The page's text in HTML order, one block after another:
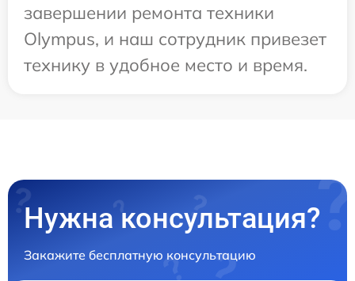
завершении ремонта техники
Olympus, и наш сотрудник привезет
технику в удобное место и время.
Нужна консультация?
Закажите бесплатную консультацию